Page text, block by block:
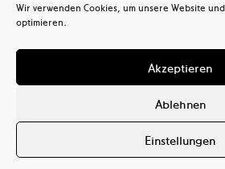
Wir verwenden Cookies, um unsere Website
optimieren.
Akzeptieren
Ablehnen
Einstellungen
tel+ 49(0)30.47 37 39 39
mail@ostkreuz.de
Mein Konto
Warenkorb
Datenschutzerklärung (EU)
Haftungsausschluss